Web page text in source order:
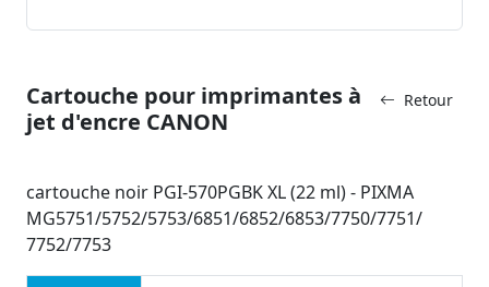
Retour
Cartouche pour imprimantes à
jet d'encre CANON
cartouche noir PGI-570PGBK XL (22 ml) - PIXMA
MG5751/5752/5753/6851/6852/6853/7750/7751/
7752/7753